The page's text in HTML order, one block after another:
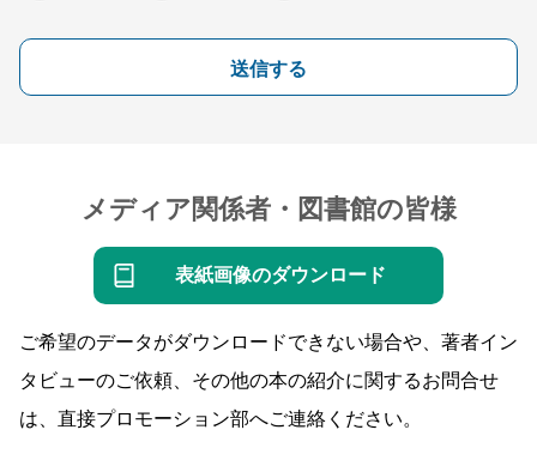
送信する
メディア関係者・図書館の皆様
表紙画像のダウンロード
ご希望のデータがダウンロードできない場合や、著者イン
タビューのご依頼、その他の本の紹介に関するお問合せ
は、直接プロモーション部へご連絡ください。